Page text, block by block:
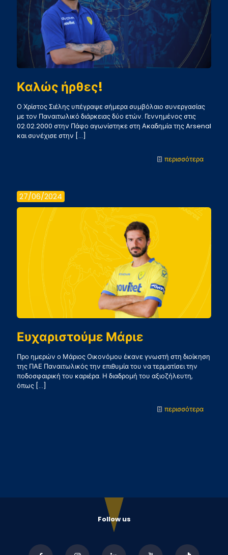
Καλώς ήρθες!
Ο Χρίστος Σιέλης υπέγραψε σήμερα συμβόλαιο συνεργασίας
με τον Παναιτωλικό διάρκειας δύο ετών. Γεννημένος στις
02.02.2000 στην Πάφο αγωνίστηκε στη Ακαδημία της Arsenal
και συνέχισε στην […]
περισσότερα-
27/06/2024
Ευχαριστούμε Μάριε
Προ ημερών ο Μάριος Οικονόμου έκανε γνωστή στη διοίκηση
της ΠΑΕ Παναιτωλικός την επιθυμία του να τερματίσει την
ποδοσφαιρική του καριέρα. Η διαδρομή του αξιοζήλευτη,
όπως […]
περισσότερα-
Follow us